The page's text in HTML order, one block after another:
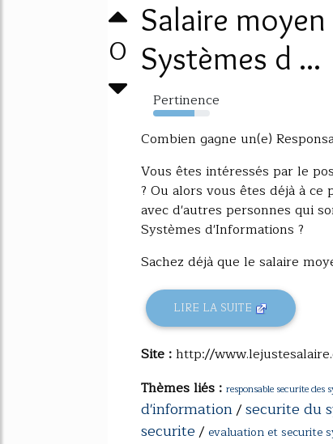
0
Salaire
Systèmes d ...
Pertinence
73%
Combien gagne un(e)
Vous êtes intéressés par le
? Ou alors vous êtes déjà à
avec d'autres personnes qui
Systèmes d'Informations ?
Sachez déjà que le salaire
LIRE LA SUITE
Site :http://
Thèmes liés : responsable securite
d'information/securite du
securite/ evaluation et securite